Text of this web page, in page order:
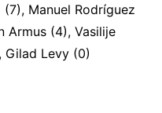
Manuel Rodríguez
Armus (4), Vasilije
Gilad Levy (0)